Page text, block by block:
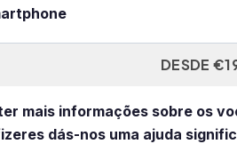
DESDE
mais informações sobre os
dás-nos uma ajuda